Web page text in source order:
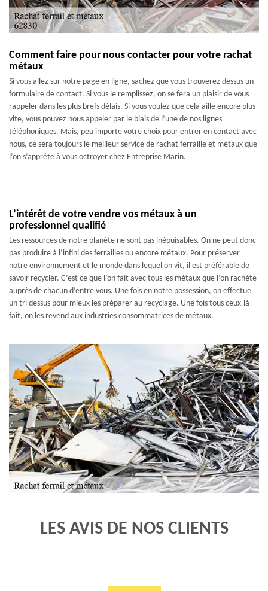
Comment faire pour nous contacter pour votre rachat
métaux
Si vous allez sur notre page en ligne, sachez que vous trouverez dessus un
formulaire de contact. Si vous le remplissez, on se fera un plaisir de vous
rappeler dans les plus brefs délais. Si vous voulez que cela aille encore plus
vite, vous pouvez nous appeler par le biais de l’une de nos lignes
téléphoniques. Mais, peu importe votre choix pour entrer en contact avec
nous, ce sera toujours le meilleur service de rachat ferraille et métaux que
l’on s’apprête à vous octroyer chez Entreprise Marin.
L’intérêt de votre vendre vos métaux à un
professionnel qualifié
Les ressources de notre planète ne sont pas inépuisables. On ne peut donc
pas produire à l’infini des ferrailles ou encore métaux. Pour préserver
notre environnement et le monde dans lequel on vit, il est préférable de
savoir recycler. C’est ce que l’on fait avec tous les métaux que l’on rachète
auprès de chacun d’entre vous. Une fois en notre possession, on effectue
un tri dessus pour mieux les préparer au recyclage. Une fois tous ceux-là
fait, on les revend aux industries consommatrices de métaux.
LES AVIS DE NOS CLIENTS